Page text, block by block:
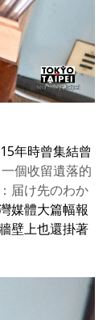
年時曾集結曾
一個收留遺落的
届け先のわか
媒體大篇幅報
壁上也還掛著